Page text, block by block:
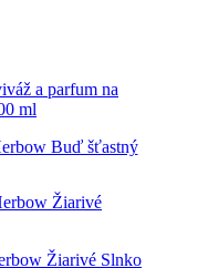
Buď šťastný
Žiarivé Slnko